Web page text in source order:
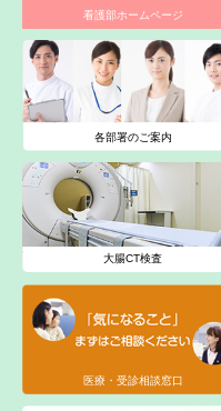
看護部ホームページ
各部署のご案内
大腸CT検査
医療・受診相談窓口